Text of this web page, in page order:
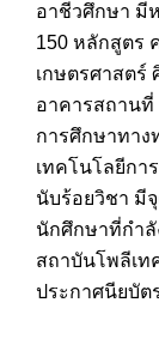
อาชีวศึกษา มี
150 หลักสูตร
เกษตรศาสตร์
อาคารสถานที่
การศึกษาทาง
เทคโนโลยีกา
นับร้อยวิชา มี
นักศึกษาที่กำลั
สถาบันโพลีเท
ประกาศนียบั